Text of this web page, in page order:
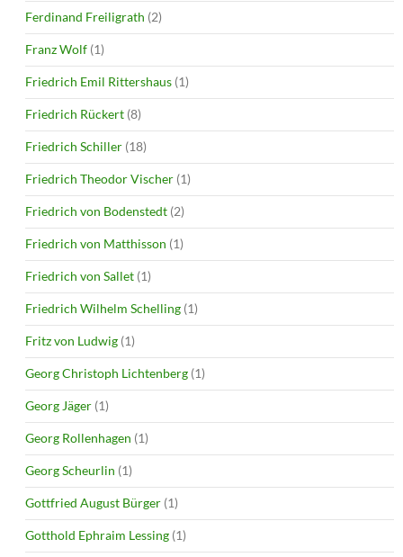
Ferdinand Freiligrath (2)
Franz Wolf (1)
Friedrich Emil Rittershaus (1)
Friedrich Rückert (8)
Friedrich Schiller (18)
Friedrich Theodor Vischer (1)
Friedrich von Bodenstedt (2)
Friedrich von Matthisson (1)
Friedrich von Sallet (1)
Friedrich Wilhelm Schelling (1)
Fritz von Ludwig (1)
Georg Christoph Lichtenberg (1)
Georg Jäger (1)
Georg Rollenhagen (1)
Georg Scheurlin (1)
Gottfried August Bürger (1)
Gotthold Ephraim Lessing (1)